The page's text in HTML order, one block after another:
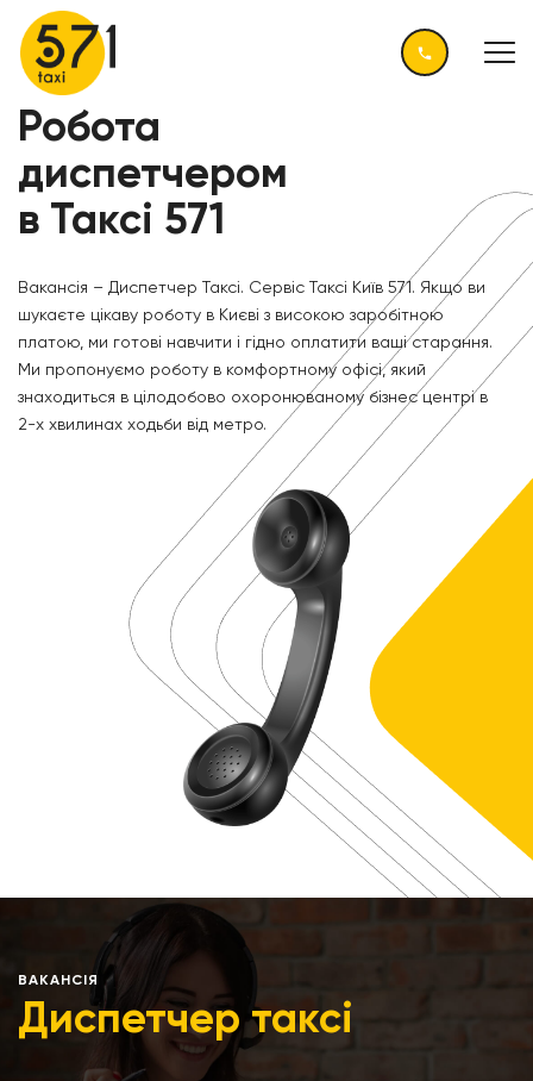
Робота
диспетчером
в Таксі 571
Вакансія – Диспетчер Таксі. Сервіс Таксі Київ 571. Якщо ви
шукаєте цікаву роботу в Києві з високою заробітною
платою, ми готові навчити і гідно оплатити ваші старання.
Ми пропонуємо роботу в комфортному офісі, який
знаходиться в цілодобово охоронюваному бізнес центрі в
2-х хвилинах ходьби від метро.
ВАКАНСІЯ
Диспетчер таксі